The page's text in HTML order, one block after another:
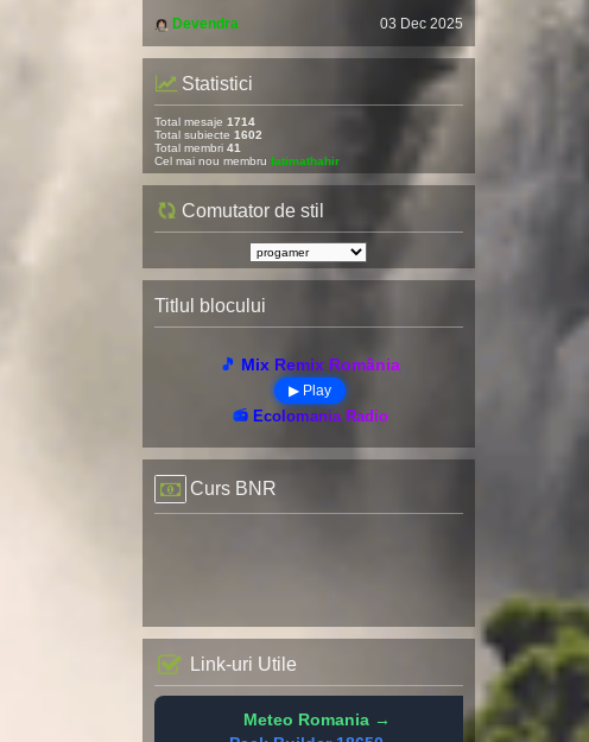
Devendra
03 Dec 2025
Statistici
Total mesaje 1714
Total subiecte 1602
Total membri 41
Cel mai nou membru fatimathahir
Comutator de stil
Titlul blocului
🎵 Mix Remix România
▶ Play
📻 Ecolomania Radio
Curs BNR
Link-uri Utile
Meteo Romania →